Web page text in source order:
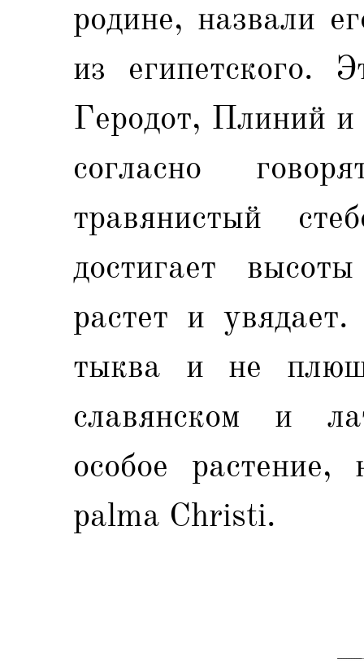
родине, назвали
из египетского.
Геродот, Плиний
согласно
травянистый
достигает
растет и
тыква и не
славянском и
особое растение,
palma Christi.